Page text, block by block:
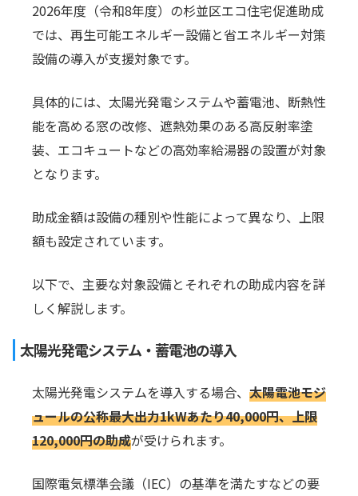
2026年度（令和8年度）の杉並区エコ住宅促進助成
では、再生可能エネルギー設備と省エネルギー対策
設備の導入が支援対象です。
具体的には、太陽光発電システムや蓄電池、断熱性
能を高める窓の改修、遮熱効果のある高反射率塗
装、エコキュートなどの高効率給湯器の設置が対象
となります。
助成金額は設備の種別や性能によって異なり、上限
額も設定されています。
以下で、主要な対象設備とそれぞれの助成内容を詳
しく解説します。
太陽光発電システム・蓄電池の導入
太陽光発電システムを導入する場合、 太陽電池モジ
ュールの公称最大出力1kWあたり40,000円、上限
120,000円の助成が受けられます。
国際電気標準会議（IEC）の基準を満たすなどの要